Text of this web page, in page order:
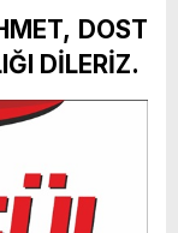
DOST
DİLERİZ.